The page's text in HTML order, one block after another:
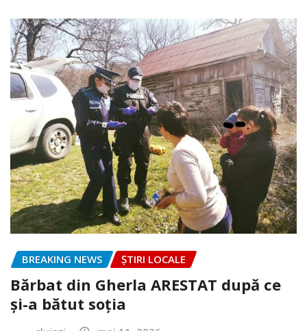
BREAKING NEWS ȘTIRI LOCALE
Bărbat din Gherla ARESTAT după ce
și-a bătut soția